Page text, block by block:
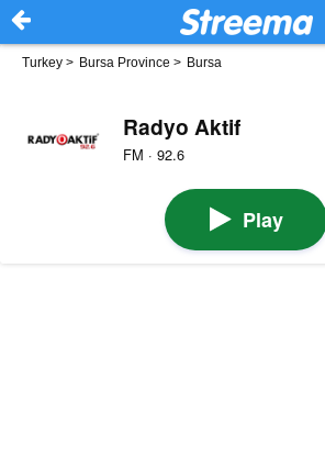
Turkey > Bursa Province > Bursa
Radyo Aktif
FM · 92.6
Play